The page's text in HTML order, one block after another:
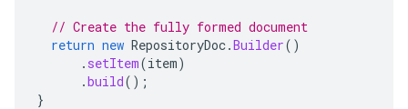
// Create the fully formed document
return new RepositoryDoc.Builder()
. setItem(item)
.build();
}